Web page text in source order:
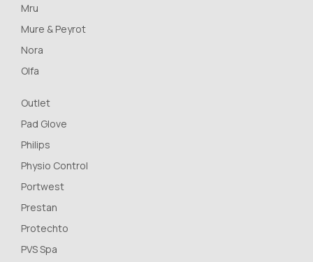
Mru
Mure & Peyrot
Nora
Olfa
Outlet
Pad Glove
Philips
Physio Control
Portwest
Prestan
Protechto
PVS Spa